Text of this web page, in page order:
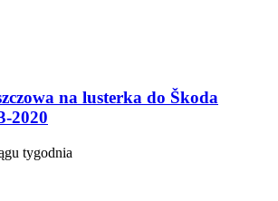
na lusterka do Škoda
2020
tygodnia